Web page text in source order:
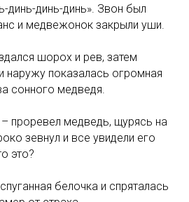
динь-динь-динь». Звон был
и медвежонок закрыли уши.
шорох и рев, затем
наружу показалась огромная
сонного медведя.
проревел медведь, щурясь на
зевнул и все увидели его
это?
белочка и спряталась